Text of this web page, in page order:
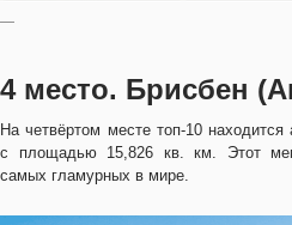
—
4 место. Брисбен
На четвёртом месте топ-10 находится
с площадью 15,826 кв. км. Этот
самых гламурных в мире.